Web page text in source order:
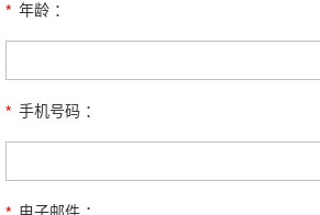
* 年龄 ：
* 手机号码 ：